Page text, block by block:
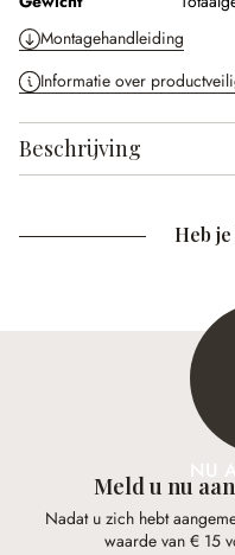
Montagehandleiding
Informatie over
Beschrijving
Heb
NU
Meld u nu
Nadat u zich hebt
waarde van € 15